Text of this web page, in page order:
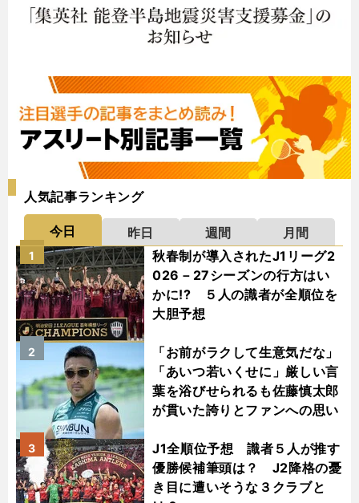
人気記事ランキング
今日 昨日 週間
月間
秋春制が導入されたJ1リーグ2
026－27シーズンの行方はい
かに!? ５人の識者が全順位を
大胆予想
1
「お前がラクして生意気だな」
「あいつ若いくせに」厳しい言
葉を浴びせられるも佐藤慎太郎
が貫いた誇りとファンへの思い
2
J1全順位予想 識者５人が推す
優勝候補筆頭は？ J2降格の憂
き目に遭いそうな３クラブと
3